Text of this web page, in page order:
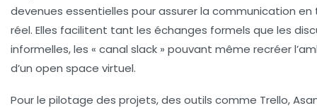
devenues essentielles pour assurer la communication
réel. Elles facilitent tant les échanges formels que les
informelles, les « canal slack » pouvant même recréer
d’un open space virtuel.
Pour le pilotage des projets, des outils comme Trello,